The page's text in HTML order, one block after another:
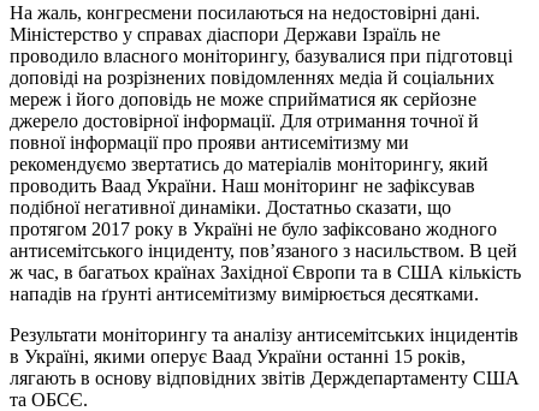
На жаль, конгресмени посилаються на недостовірні дані.
Міністерство у справах діаспори Держави Ізраїль не
проводило власного моніторингу, базувалися при підготовці
доповіді на розрізнених повідомленнях медіа й соціальних
мереж і його доповідь не може сприйматися як серйозне
джерело достовірної інформації. Для отримання точної й
повної інформації про прояви антисемітизму ми
рекомендуємо звертатись до матеріалів моніторингу, який
проводить Ваад України. Наш моніторинг не зафіксував
подібної негативної динаміки. Достатньо сказати, що
протягом 2017 року в Україні не було зафіксовано жодного
антисемітського інциденту, пов’язаного з насильством. В цей
ж час, в багатьох країнах Західної Європи та в США кількість
нападів на ґрунті антисемітизму вимірюється десятками.
Результати моніторингу та аналізу антисемітських інцидентів
в Україні, якими оперує Ваад України останні 15 років,
лягають в основу відповідних звітів Держдепартаменту США
та ОБСЄ.